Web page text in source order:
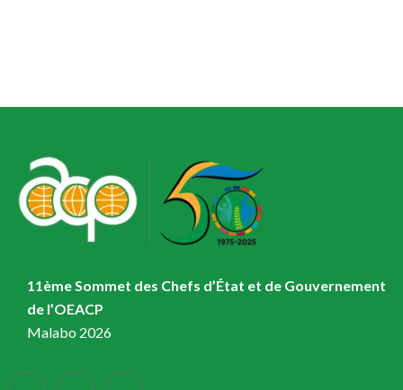
11ème Sommet des Chefs d’État et de Gouvernement
de l’OEACP
Malabo 2026